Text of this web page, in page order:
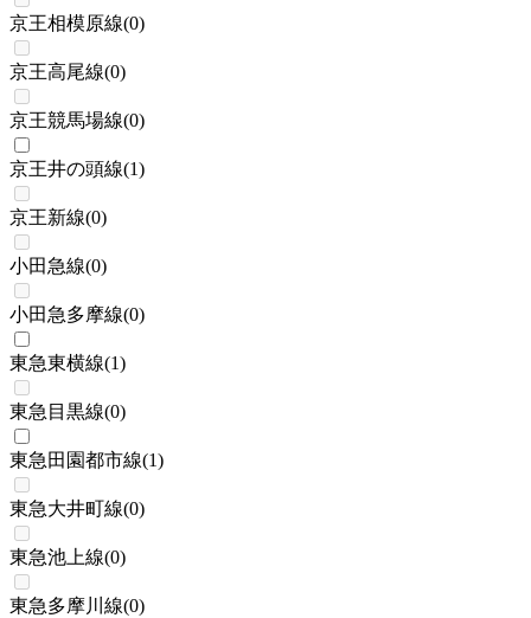
京王相模原線(0)
京王高尾線(0)
京王競馬場線(0)
京王井の頭線(1)
京王新線(0)
小田急線(0)
小田急多摩線(0)
東急東横線(1)
東急目黒線(0)
東急田園都市線(1)
東急大井町線(0)
東急池上線(0)
東急多摩川線(0)